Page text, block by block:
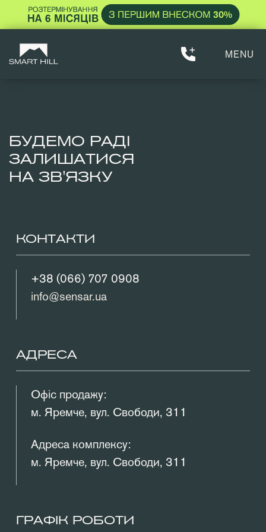
MENU
БУДЕМО РАДІ
ЗАЛИШАТИСЯ
НА ЗВ'ЯЗКУ
КОНТАКТИ
+38 (066) 707 0908
info@sensar.ua
АДРЕСА
Офіс продажу:
м. Яремче, вул. Свободи, 311
Адреса комплексу:
м. Яремче, вул. Свободи, 311
ГРАФІК РОБОТИ